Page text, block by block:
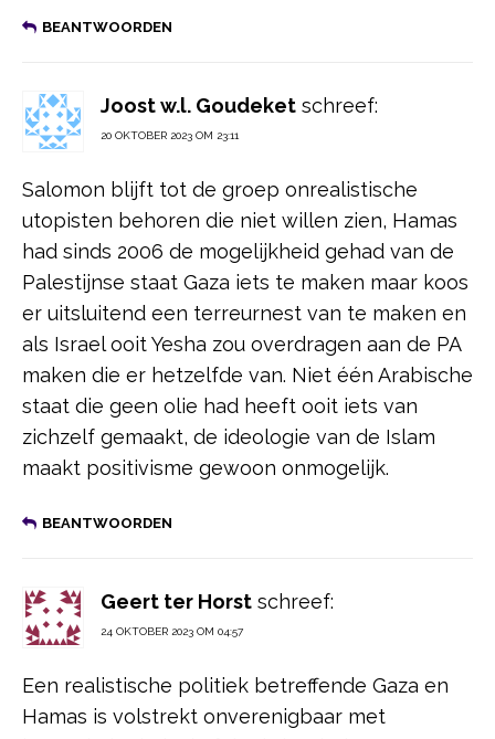
BEANTWOORDEN
Joost w.l. Goudeket schreef:
20 OKTOBER 2023 OM 23:11
Salomon blijft tot de groep onrealistische
utopisten behoren die niet willen zien, Hamas
had sinds 2006 de mogelijkheid gehad van de
Palestijnse staat Gaza iets te maken maar koos
er uitsluitend een terreurnest van te maken en
als Israel ooit Yesha zou overdragen aan de PA
maken die er hetzelfde van. Niet één Arabische
staat die geen olie had heeft ooit iets van
zichzelf gemaakt, de ideologie van de Islam
maakt positivisme gewoon onmogelijk.
BEANTWOORDEN
Geert ter Horst schreef:
24 OKTOBER 2023 OM 04:57
Een realistische politiek betreffende Gaza en
Hamas is volstrekt onverenigbaar met